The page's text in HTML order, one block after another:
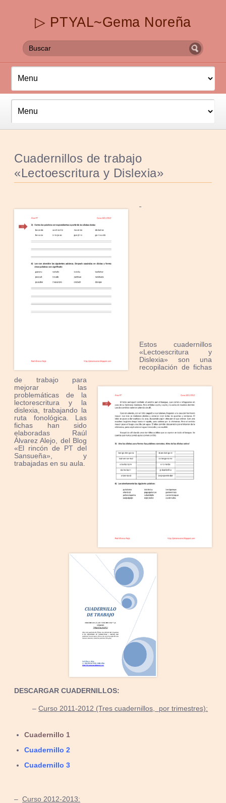
▷ PTYAL~Gema Noreña
Cuadernillos de trabajo
«Lectoescritura y Dislexia»
Estos cuadernillos
«Lectoescritura y
Dislexia» son una
recopilación de fichas
de trabajo para
mejorar las
problemáticas de la
lectorescritura y la
dislexia, trabajando la
ruta fonológica. Las
fichas han sido
elaboradas Raúl
Álvarez Alejo, del Blog
«El rincón de PT del
Sansueña», y
trabajadas en su aula.
DESCARGAR CUADERNILLOS:
–Curso 2011-2012 (Tres cuadernillos, por trimestres):
Cuadernillo 1
Cuadernillo 2
Cuadernillo 3
–Curso 2012-2013: